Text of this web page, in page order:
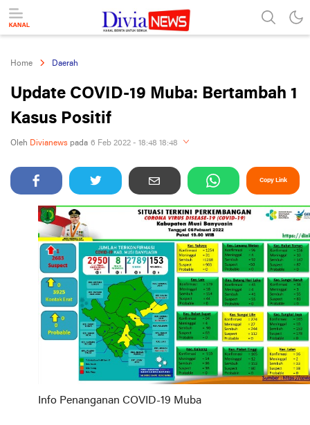
divianews.com
Home Daerah
Update COVID-19 Muba: Bertambah 1
Kasus Positif
Oleh Divianews pada 6 Feb 2022 - 18:48 18:48
Copy Link
Info Penanganan COVID-19 Muba